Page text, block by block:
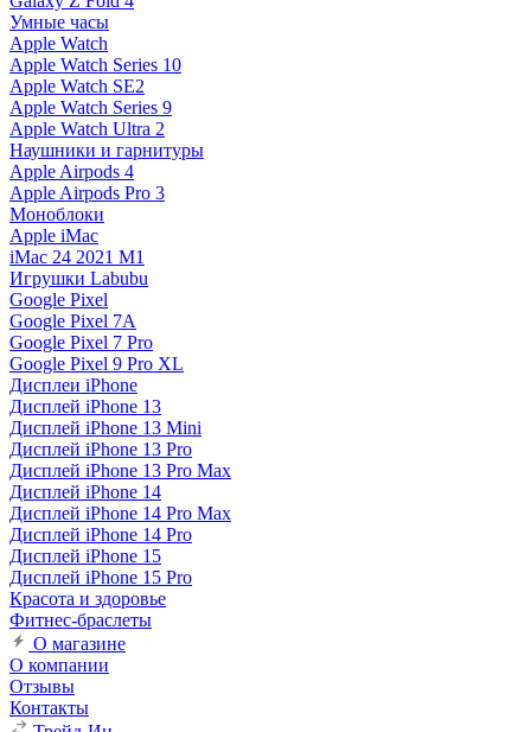
Умные часы
Apple Watch
Apple Watch Series 10
Apple Watch SE2
Apple Watch Series 9
Apple Watch Ultra 2
Наушники и гарнитуры
Apple Airpods 4
Apple Airpods Pro 3
Моноблоки
Apple iMac
iMac 24 2021 M1
Игрушки Labubu
Google Pixel
Google Pixel 7А
Google Pixel 7 Pro
Google Pixel 9 Pro XL
Дисплеи iPhone
Дисплей iPhone 13
Дисплей iPhone 13 Mini
Дисплей iPhone 13 Pro
Дисплей iPhone 13 Pro Max
Дисплей iPhone 14
Дисплей iPhone 14 Pro Max
Дисплей iPhone 14 Pro
Дисплей iPhone 15
Дисплей iPhone 15 Pro
Красота и здоровье
Фитнес-браслеты
О магазине
О компании
Отзывы
Контакты